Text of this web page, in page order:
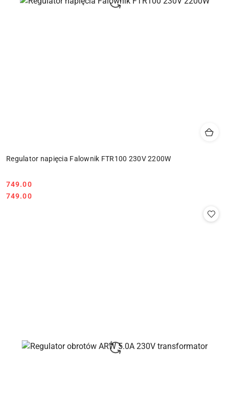
Regulator napięcia Falownik FTR100 230V 2200W
Cena:
749.00
Cena:
749.00